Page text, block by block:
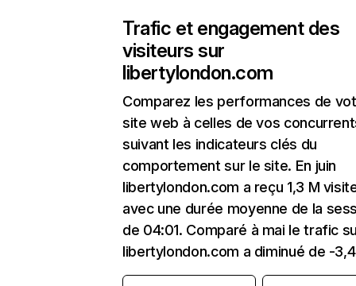
Trafic et engagement des
visiteurs sur
libertylondon.com
Comparez les performances de
site web à celles de vos
suivant les indicateurs clés du
comportement sur le site. En juin
libertylondon.com a reçu 1,3 M
avec une durée moyenne de la
de 04:01. Comparé à mai le trafic
libertylondon.com a diminué de -